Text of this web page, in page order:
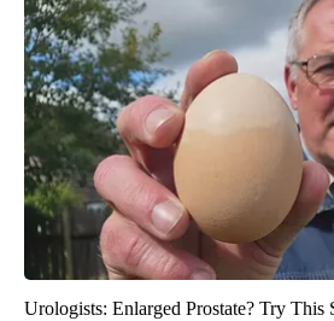
Urologists: Enlarged Prostate? Try